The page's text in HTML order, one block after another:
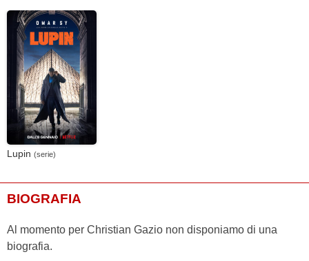
Lupin (serie)
BIOGRAFIA
Al momento per Christian Gazio non disponiamo di una
biografia.